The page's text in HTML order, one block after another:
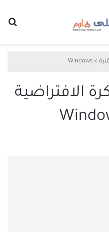
>
Windows
الافتراضية